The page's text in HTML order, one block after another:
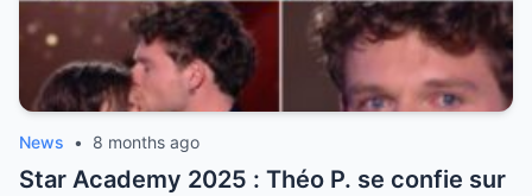
News • 8 months ago
Star Academy 2025 : Théo P. se confie sur